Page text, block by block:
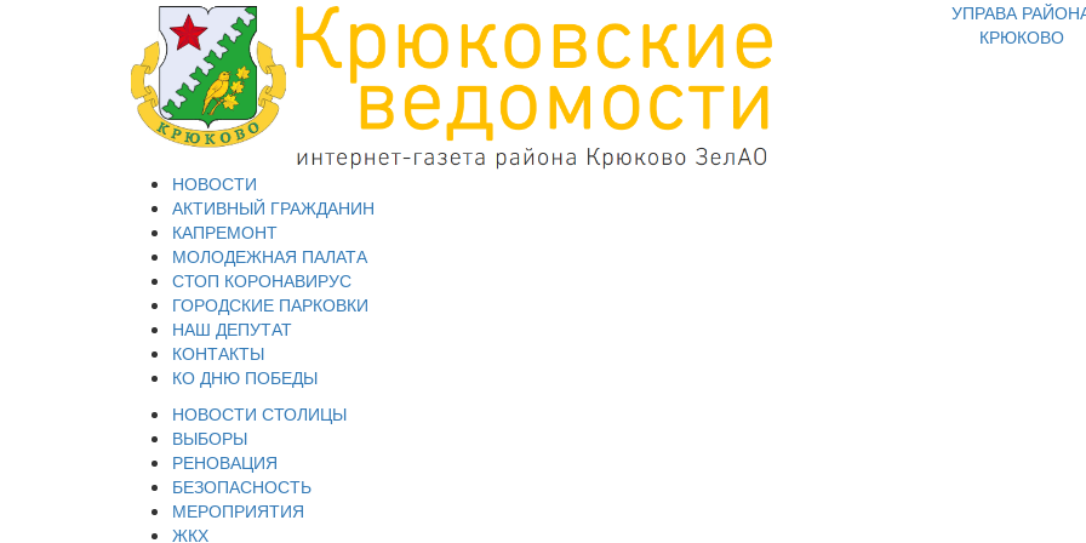
УПРАВА
КРЮКОВО
НОВОСТИ
АКТИВНЫЙ ГРАЖДАНИН
КАПРЕМОНТ
МОЛОДЕЖНАЯ ПАЛАТА
СТОП КОРОНАВИРУС
ГОРОДСКИЕ ПАРКОВКИ
НАШ ДЕПУТАТ
КОНТАКТЫ
КО ДНЮ ПОБЕДЫ
НОВОСТИ СТОЛИЦЫ
ВЫБОРЫ
РЕНОВАЦИЯ
БЕЗОПАСНОСТЬ
МЕРОПРИЯТИЯ
ЖКХ